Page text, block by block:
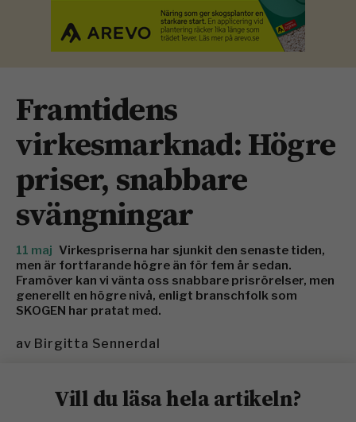
Framtidens
virkesmarknad: Högre
priser, snabbare
svängningar
11 maj Virkespriserna har sjunkit den senaste tiden,
men är fortfarande högre än för fem år sedan.
Framöver kan vi vänta oss snabbare prisrörelser, men
generellt en högre nivå, enligt branschfolk som
SKOGEN har pratat med.
av Birgitta Sennerdal
Vill du läsa hela artikeln?